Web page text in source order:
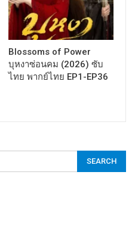
Blossoms of Power
บุหงาซ่อนคม (2026) ซับ
ไทย พากย์ไทย EP1-EP36